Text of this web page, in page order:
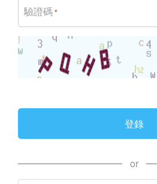
驗證碼*
登錄
or